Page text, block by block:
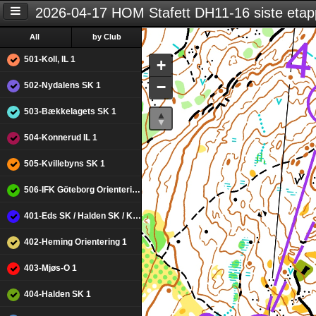
2026-04-17 HOM Stafett DH11-16 siste
501-Koll, IL 1
502-Nydalens SK 1
503-Bækkelagets SK 1
504-Konnerud IL 1
505-Kvillebyns SK 1
506-IFK Göteborg Orientering 1
401-Eds SK / Halden SK / Kvillebyns SK 1
402-Heming Orientering 1
403-Mjøs-O 1
404-Halden SK 1
All by Club
+
−